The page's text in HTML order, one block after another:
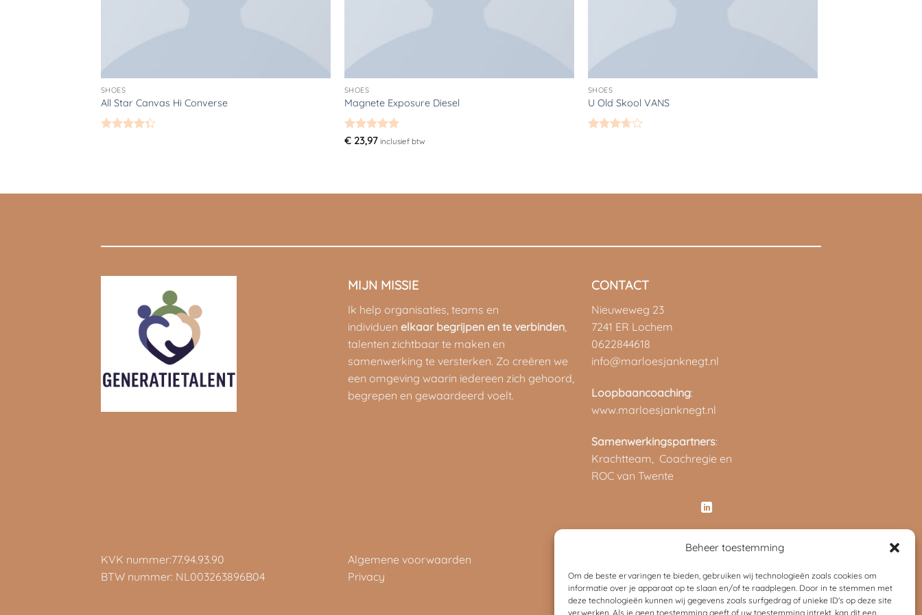
Beheer toestemming
Om de beste ervaringen te bieden, gebruiken wij technologieën zoals cookies om
informatie over je apparaat op te slaan en/of te raadplegen. Door in te stemmen met
deze technologieën kunnen wij gegevens zoals surfgedrag of unieke ID's op deze site
verwerken. Als je geen toestemming geeft of uw toestemming intrekt, kan dit een
SHOES
All Star Canvas Hi Converse
SHOES
Magnete Exposure Diesel
Gewaardeerd
€23,97 inclusief btw
SHOES
U Old Skool VANS
MIJN MISSIE
Ik help organisaties, teams en
individuen elkaar begrijpen en te verbinden,
talenten zichtbaar te maken en
samenwerking te versterken. Zo creëren we
een omgeving waarin iedereen zich gehoord,
begrepen en gewaardeerd voelt.
CONTACT
Nieuweweg 23
7241 ER Lochem
0622844618
info@marloesjanknegt.nl
Loopbaancoaching:
www.marloesjanknegt.nl
Samenwerkingspartners:
Krachtteam, Coachregie en
ROC van Twente
KVK nummer:77.94.93.90
BTW nummer: NL003263896B04
Algemene voorwaarden
Privacy